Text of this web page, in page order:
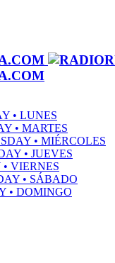
• LUNES
• MARTES
• MIÉRCOLES
• JUEVES
VIERNES
• SÁBADO
• DOMINGO